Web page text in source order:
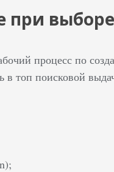
выборе
процесс по
топ поисковой